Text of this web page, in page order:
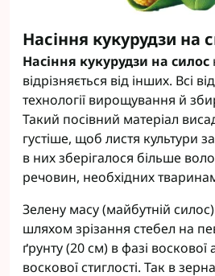
Насіння кукурудзи на
Насіння кукурудзи на силос
відрізняється від інших. Всі
технології вирощування й
Такий посівний матеріал
густіше, щоб листя культури
в них зберігалося більше
речовин, необхідних
Зелену масу (майбутній
шляхом зрізання стебел на
ґрунту (20 см) в фазі
воскової стиглості. Так в